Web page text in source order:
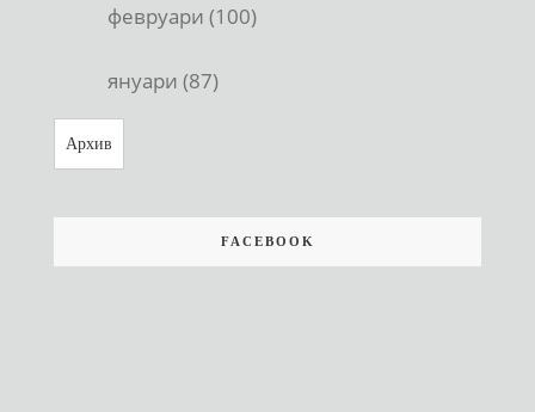
февруари (100)
януари (87)
Архив
FACEBOOK